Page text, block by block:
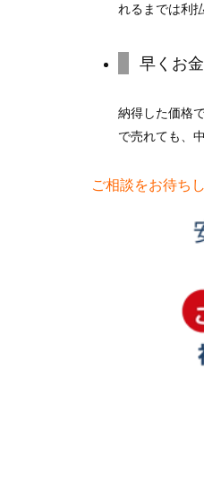
れるまでは利
早くお
納得した価格
で売れても、
ご相談をお待ち